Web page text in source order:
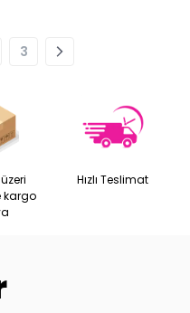
3
kargo
Hızlı Teslimat